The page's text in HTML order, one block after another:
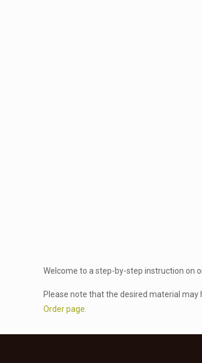
Welcome to a step-by-step instruction on
Please note that the desired material may
Order page.